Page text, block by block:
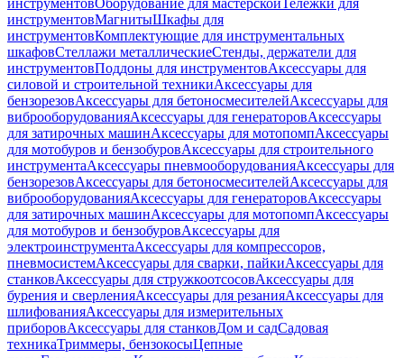
инструментовОборудование для мастерскойТележки для
инструментовМагнитыШкафы для
инструментовКомплектующие для инструментальных
шкафовСтеллажи металлическиеСтенды, держатели для
инструментовПоддоны для инструментовАксессуары для
силовой и строительной техникиАксессуары для
бензорезовАксессуары для бетоносмесителейАксессуары для
виброоборудованияАксессуары для генераторовАксессуары
для затирочных машинАксессуары для мотопомпАксессуары
для мотобуров и бензобуровАксессуары для строительного
инструментаАксессуары пневмооборудованияАксессуары для
бензорезовАксессуары для бетоносмесителейАксессуары для
виброоборудованияАксессуары для генераторовАксессуары
для затирочных машинАксессуары для мотопомпАксессуары
для мотобуров и бензобуровАксессуары для
электроинструментаАксессуары для компрессоров,
пневмосистемАксессуары для сварки, пайкиАксессуары для
станковАксессуары для стружкоотсосовАксессуары для
бурения и сверленияАксессуары для резанияАксессуары для
шлифованияАксессуары для измерительных
приборовАксессуары для станковДом и садСадовая
техникаТриммеры, бензокосыЦепные